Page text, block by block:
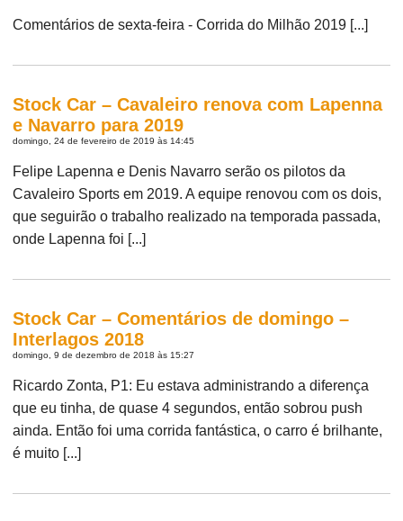
Comentários de sexta-feira - Corrida do Milhão 2019 [...]
Stock Car – Cavaleiro renova com Lapenna
e Navarro para 2019
domingo, 24 de fevereiro de 2019 às 14:45
Felipe Lapenna e Denis Navarro serão os pilotos da
Cavaleiro Sports em 2019. A equipe renovou com os dois,
que seguirão o trabalho realizado na temporada passada,
onde Lapenna foi [...]
Stock Car – Comentários de domingo –
Interlagos 2018
domingo, 9 de dezembro de 2018 às 15:27
Ricardo Zonta, P1: Eu estava administrando a diferença
que eu tinha, de quase 4 segundos, então sobrou push
ainda. Então foi uma corrida fantástica, o carro é brilhante,
é muito [...]